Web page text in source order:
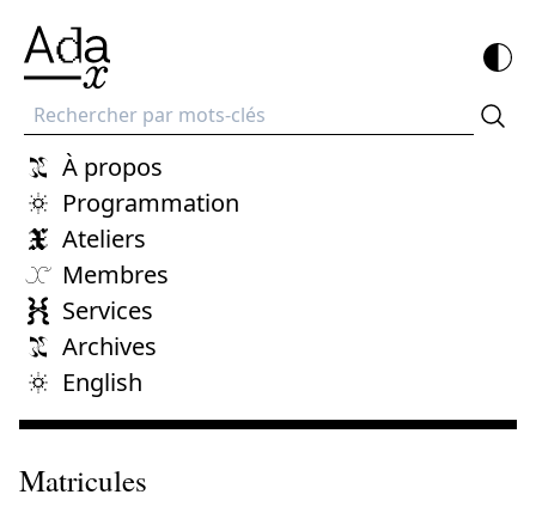
Recherche
À propos
Programmation
Ateliers
Membres
Services
Archives
English
Matricules